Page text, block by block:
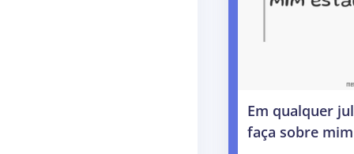
Em qualquer
faça sobre